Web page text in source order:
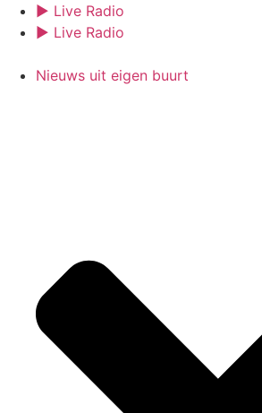
naar
inhoud
► Live Radio
► Live Radio
Nieuws uit eigen buurt